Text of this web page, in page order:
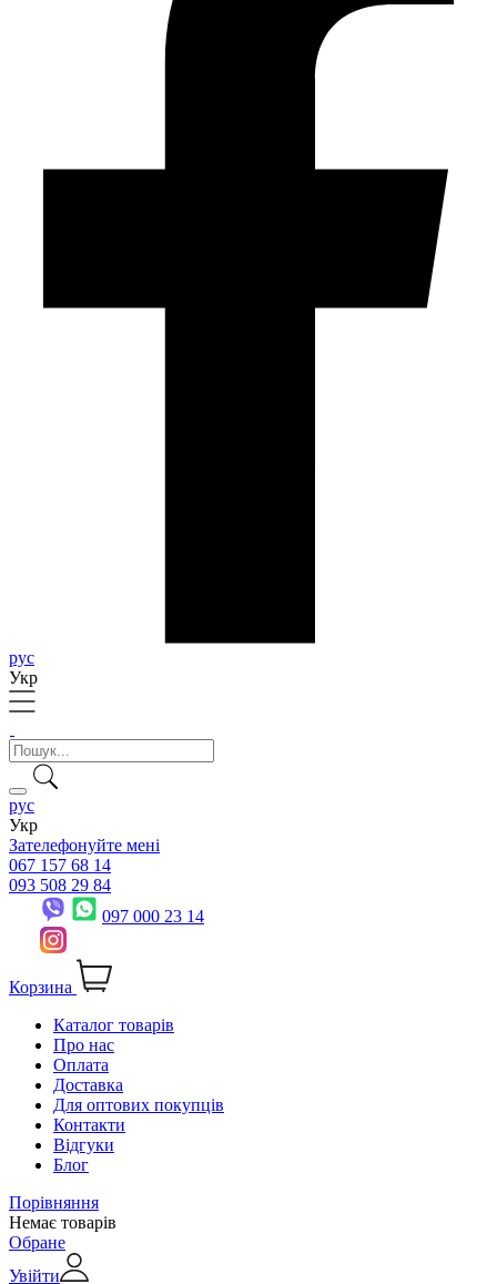
рус
Укр
рус
Укр
Зателефонуйте мені
067 157 68 14
093 508 29 84
097 000 23 14
Корзина
Каталог товарів
Про нас
Оплата
Доставка
Для оптових покупців
Контакти
Відгуки
Блог
Порівняння
Немає товарів
Обране
Увійти